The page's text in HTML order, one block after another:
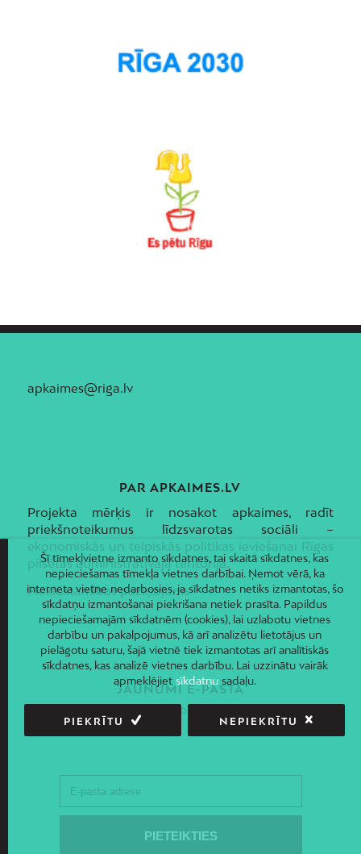
apkaimes@riga.lv
PAR APKAIMES.LV
Projekta mērķis ir nosakot apkaimes, radīt
priekšnoteikumus līdzsvarotas sociāli –
ekonomiskās un telpiskās politikas ieviešanai Rīgas
pilsētas administratīvajā teritorijā.
Piekļūstamības paziņojums
JAUNUMI E-PASTĀ
Piesakies un saņem jaunāko informāciju savā e-pastā!
Šī tīmekļvietne izmanto sīkdatnes, tai skaitā sīkdatnes, kas
nepieciešamas tīmekļa vietnes darbībai. Ņemot vērā, ka
interneta vietne nedarbosies, ja sīkdatnes netiks izmantotas, šo
sīkdatņu izmantošanai piekrišana netiek prasīta. Papildus
nepieciešamajām sīkdatnēm (cookies), lai uzlabotu vietnes
darbību un pakalpojumus, kā arī analizētu lietotājus un
pielāgotu saturu, šajā vietnē tiek izmantotas arī analītiskās
sīkdatnes, kas analizē vietnes darbību. Lai uzzinātu vairāk
apmeklējiet sīkdatņusadaļu.
PIEKRĪTU NEPIEKRĪTU